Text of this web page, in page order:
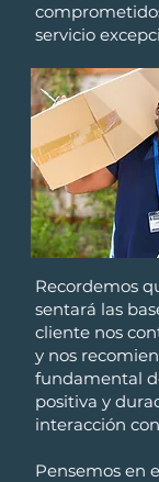
servicio
Recordemos
sentará las
cliente nos
y nos
fundamental
positiva y
interacción
Pensemos en